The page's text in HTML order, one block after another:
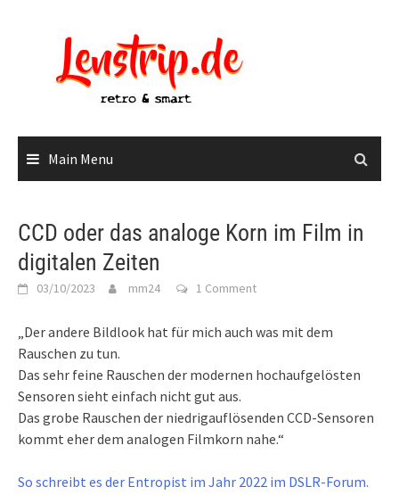
Main Menu
CCD oder das analoge Korn im Film in
digitalen Zeiten
03/10/2023 mm24 1 Comment
„Der andere Bildlook hat für mich auch was mit dem
Rauschen zu tun.
Das sehr feine Rauschen der modernen hochaufgelösten
Sensoren sieht einfach nicht gut aus.
Das grobe Rauschen der niedrigauflösenden CCD-Sensoren
kommt eher dem analogen Filmkorn nahe.“
So schreibt es der Entropist im Jahr 2022 im DSLR-Forum.